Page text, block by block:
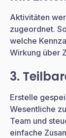
Aktivitäten
zugeordnet.
welche
Wirkung über
3.
Erstelle
Wesentliche
Team und
einfache